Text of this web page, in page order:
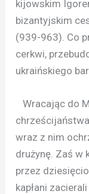
kijowskim
bizantyjskim
(939-963). Co
cerkwi,
ukraińskiego
Wracając do
wraz z nim
drużynę. Zaś w
przez
kapłani